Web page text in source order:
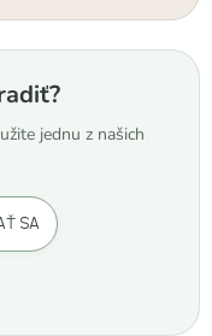
jednu z našich
SA